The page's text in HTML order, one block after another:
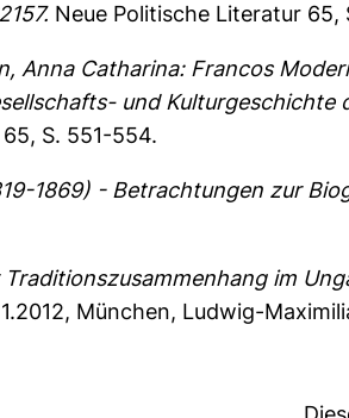
Neue Politische Literatur
Anna Catharina: Francos
und
S. 551-554.
1869) - Betrachtungen zur
Traditionszusammenhang im
München, Ludwig-